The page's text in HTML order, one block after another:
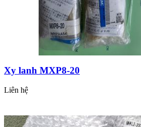
Xy lanh MXP8-20
Liên hệ